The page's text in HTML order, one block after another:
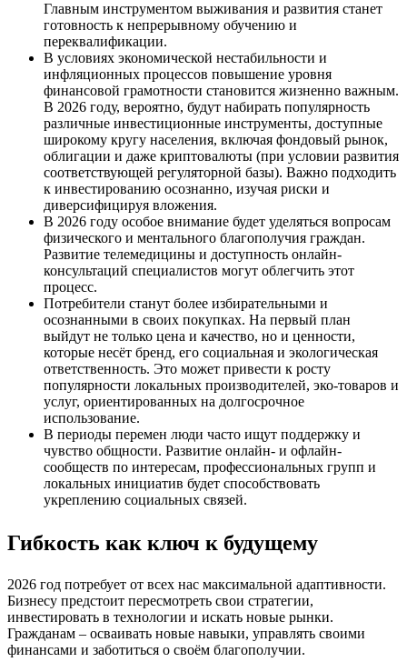
Главным инструментом выживания и развития станет
готовность к непрерывному обучению и
переквалификации.
В условиях экономической нестабильности и
инфляционных процессов повышение уровня
финансовой грамотности становится жизненно важным.
В 2026 году, вероятно, будут набирать популярность
различные инвестиционные инструменты, доступные
широкому кругу населения, включая фондовый рынок,
облигации и даже криптовалюты (при условии развития
соответствующей регуляторной базы). Важно подходить
к инвестированию осознанно, изучая риски и
диверсифицируя вложения.
В 2026 году особое внимание будет уделяться вопросам
физического и ментального благополучия граждан.
Развитие телемедицины и доступность онлайн-
консультаций специалистов могут облегчить этот
процесс.
Потребители станут более избирательными и
осознанными в своих покупках. На первый план
выйдут не только цена и качество, но и ценности,
которые несёт бренд, его социальная и экологическая
ответственность. Это может привести к росту
популярности локальных производителей, эко-товаров и
услуг, ориентированных на долгосрочное
использование.
В периоды перемен люди часто ищут поддержку и
чувство общности. Развитие онлайн- и офлайн-
сообществ по интересам, профессиональных групп и
локальных инициатив будет способствовать
укреплению социальных связей.
Гибкость как ключ к будущему
2026 год потребует от всех нас максимальной адаптивности.
Бизнесу предстоит пересмотреть свои стратегии,
инвестировать в технологии и искать новые рынки.
Гражданам – осваивать новые навыки, управлять своими
финансами и заботиться о своём благополучии.